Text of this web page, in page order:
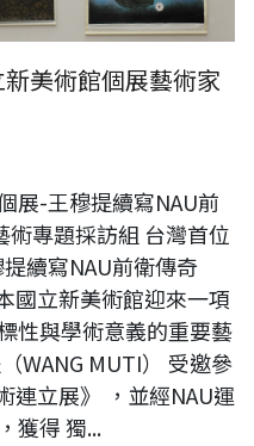
美術館個展藝術家
展-王穆提續寫NAU前
術專題採訪組 台灣首位
續寫NAU前衛傳奇
國立新美術館迎來一項
性與學術意義的重要藝
WANG MUTI） 受邀參
連立展》 ，並經NAU運
獲得 獨...